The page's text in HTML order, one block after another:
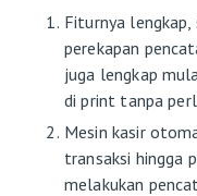
Fiturnya
perekapan
juga lengkap
di print tanpa
Mesin kasir
transaksi hingga
melakukan